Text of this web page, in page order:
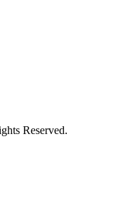
Reserved.